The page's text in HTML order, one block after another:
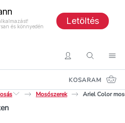
és könnyedén
Letöltés
BelépésKeresés
KOSARAM
Mosószerek Ariel Color